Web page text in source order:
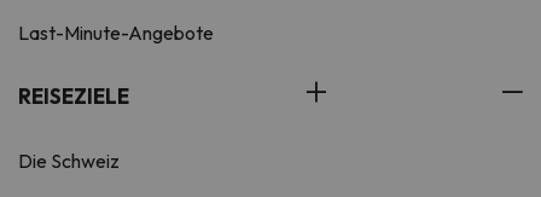
Last-Minute-Angebote
REISEZIELE
Die Schweiz